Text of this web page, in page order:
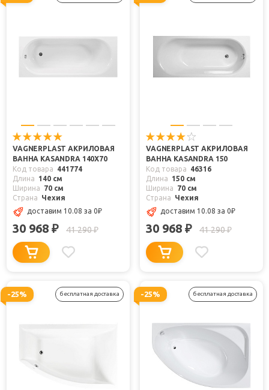
VAGNERPLAST АКРИЛОВАЯ
ВАННА KASANDRA 140X70
Код товара
441774
Длина
140 см
Ширина
70 см
Страна
Чехия
доставим 10.08 за 0₽
30 968 ₽ 41 290₽
VAGNERPLAST АКРИЛОВАЯ
ВАННА KASANDRA 150
Код товара
46316
Длина
150 см
Ширина
70 см
Страна
Чехия
доставим 10.08 за 0₽
30 968 ₽ 41 290₽
-25% бесплатная доставка -25% бесплатная доставка